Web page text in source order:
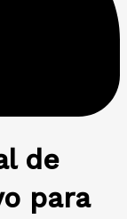
de
para